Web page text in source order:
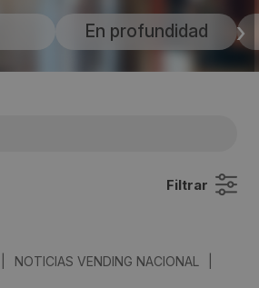
En profundidad
Filtrar
NOTICIAS VENDING NACIONAL